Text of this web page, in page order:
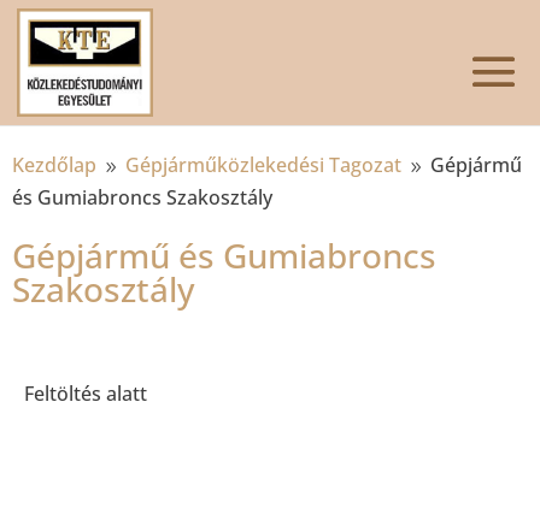
Kezdőlap 9 Gépjárműközlekedési Tagozat 9 Gépjármű
és Gumiabroncs Szakosztály
Gépjármű és Gumiabroncs
Szakosztály
Feltöltés alatt